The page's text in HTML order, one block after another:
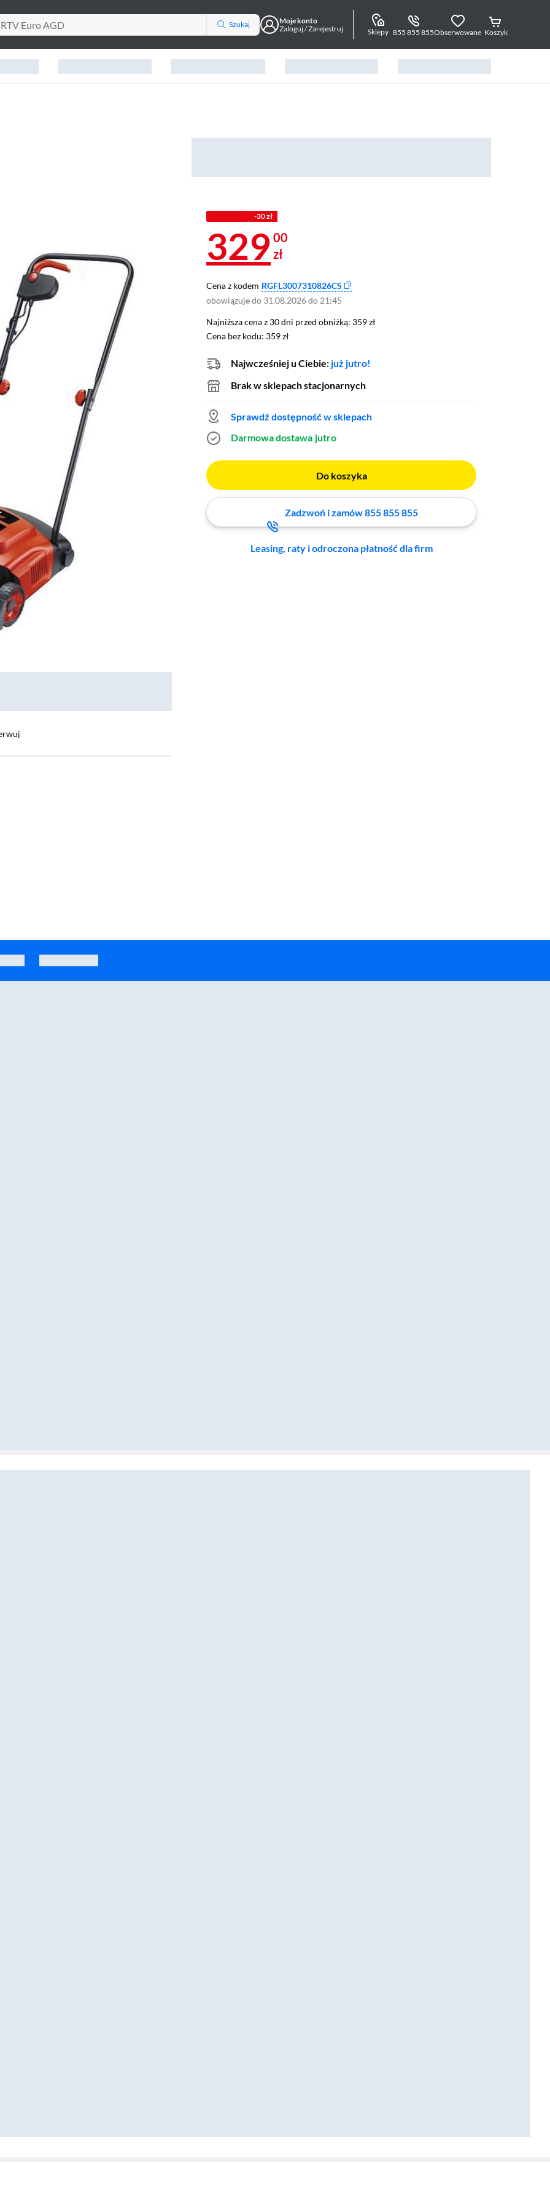
Szukaj
Moje konto
Zaloguj / Zarejestruj
Sklepy 855 855 855Obserwowane Koszyk
-30 zł
329 00
zł
Cena z kodem RGFL3007310826CS
obowiązuje do 31.08.2026 do 21:45
Najniższa cena z 30 dni przed obniżką: 359 zł
Najniższa cena z 30 dni przed obniżką: 359 zł
Cena bez kodu: 359 zł
Cena bez kodu: 359 zł
Najwcześniej u Ciebie: już jutro!
Brak w sklepach stacjonarnych
Sprawdź dostępność w sklepach
Darmowa dostawa jutro
Do koszyka
Zadzwoń i zamów 855 855 855
Leasing, raty i odroczona płatność dla firm